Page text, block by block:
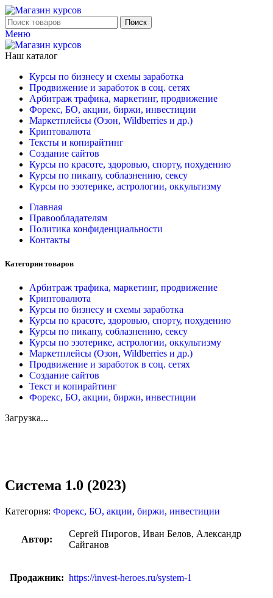
Поиск
Меню
Наш каталог
Курсы по бизнесу и схемы заработка
Продвижение и заработок в соц. сетях
Арбитраж трафика, маркетинг, продвижение
Форекс, БО, акции, биржи, инвестиции
Маркетплейсы (Озон, Wildberries и др.)
Криптовалюта
Тексты и копирайтинг
Создание сайтов
Курсы по красоте, здоровью, спорту, похудению
Курсы по пикапу, соблазнению, сексу
Курсы по эзотерике, астрологии, оккультизму
Главная
Правообладателям
Политика конфиденциальности
Контакты
Категории товаров
Арбитраж трафика, маркетинг, продвижение
Криптовалюта
Курсы по бизнесу и схемы заработка
Курсы по красоте, здоровью, спорту, похудению
Курсы по пикапу, соблазнению, сексу
Курсы по эзотерике, астрологии, оккультизму
Маркетплейсы (Озон, Wildberries и др.)
Продвижение и заработок в соц. сетях
Создание сайтов
Текст и копирайтинг
Форекс, БО, акции, биржи, инвестиции
Загрузка...
Система 1.0 (2023)
Категория: Форекс, БО, акции, биржи, инвестиции
Автор:
Сергей Пирогов, Иван Белов, Александр
Сайганов
Продажник: https://invest-heroes.ru/system-1